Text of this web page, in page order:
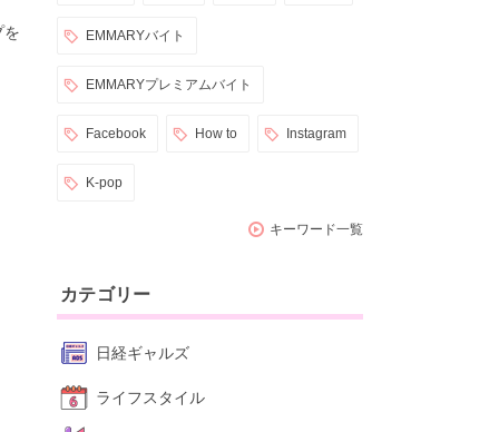
を EMMARYバイト
EMMARYプレミアムバイト
Facebook How to Instagram
K-pop
キーワード一覧
カテゴリー
日経ギャルズ
ライフスタイル